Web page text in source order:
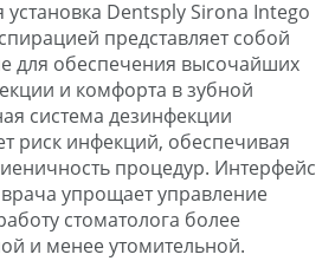
установка Dentsply Sirona Intego
представляет собой
для обеспечения высочайших
и комфорта в зубной
система дезинфекции
риск инфекций, обеспечивая
процедур. Интерфейс
упрощает управление
стоматолога более
и менее утомительной.